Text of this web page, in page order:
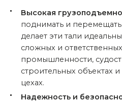
Высокая
поднимать и
делает эти тали
сложных и
промышленности,
строительных объектах
цехах.
Надежность и